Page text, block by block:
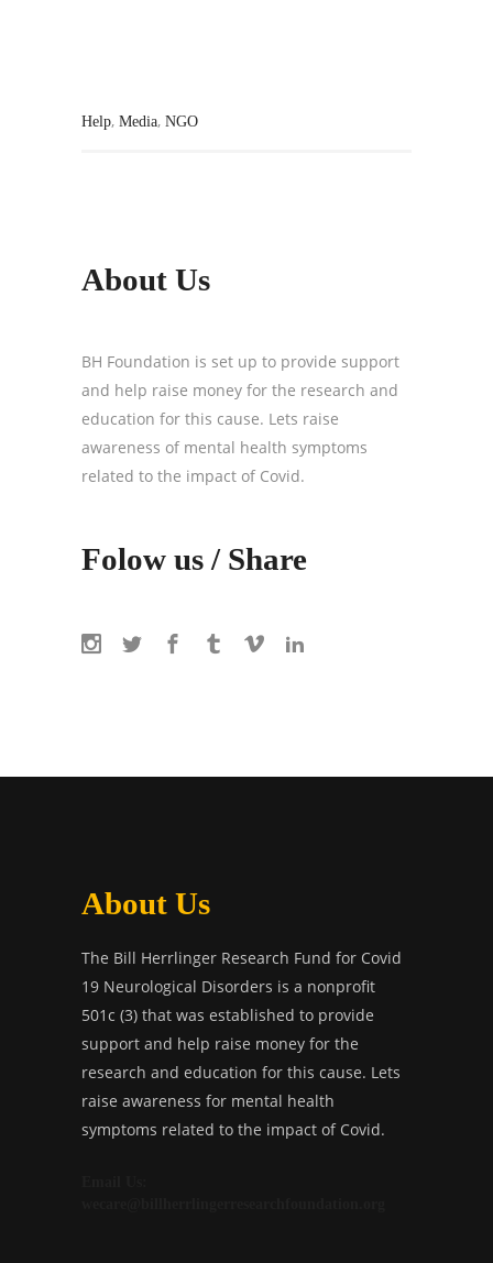
Help, Media, NGO
About Us
BH Foundation is set up to provide support
and help raise money for the research and
education for this cause. Lets raise
awareness of mental health symptoms
related to the impact of Covid.
Folow us / Share
About Us
The Bill Herrlinger Research Fund for Covid
19 Neurological Disorders is a nonprofit
501c (3) that was established to provide
support and help raise money for the
research and education for this cause. Lets
raise awareness for mental health
symptoms related to the impact of Covid.